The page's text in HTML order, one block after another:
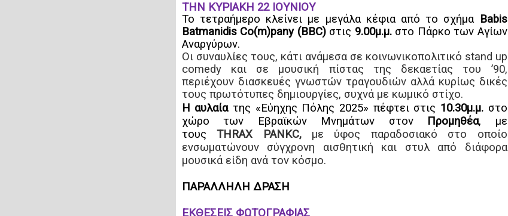
ΤΗΝ ΚΥΡΙΑΚΗ 22 ΙΟΥΝΙΟΥ
Το τετραήμερο κλείνει με μεγάλα κέφια από το σχήμα Babis
Batmanidis Co(m)pany (BBC)στις 9.00μ.μ.στο Πάρκο των Αγίων
Αναργύρων.
Οι συναυλίες τους, κάτι ανάμεσα σε κοινωνικοπολιτικό stand up
comedy και σε μουσική πίστας της δεκαετίας του ’90,
περιέχουν διασκευές γνωστών τραγουδιών αλλά κυρίως δικές
τους πρωτότυπες δημιουργίες, συχνά µε κωμικό στίχο.
Η αυλαία της «Εύηχης Πόλης 2025» πέφτειστις 10.30μ.μ. στο
χώρο των Εβραϊκών Μνημάτων στον Προμηθέα, με
τους
THRAX PANKC, με ύφος παραδοσιακό στο οποίο
ενσωματώνουν σύγχρονη αισθητική και στυλ από διάφορα
μουσικά είδη ανά τον κόσμο.
ΠΑΡΑΛΛΗΛΗ ΔΡΑΣΗ
ΕΚΘΕΣΕΙΣ ΦΩΤΟΓΡΑΦΙΑΣ